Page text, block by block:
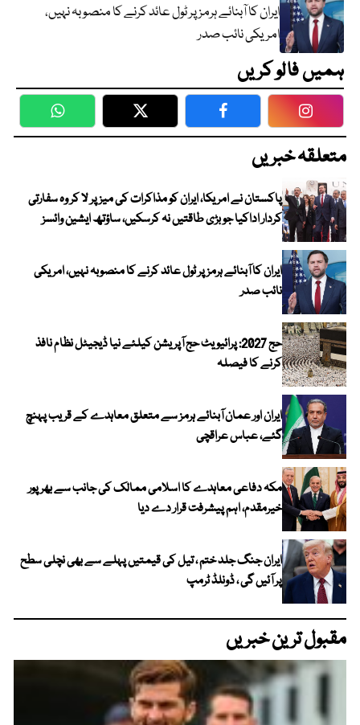
ایران کا آبنائے ہرمز پر ٹول عائد کرنے کا منصوبہ نہیں،
امریکی نائب صدر
ہمیں فالو کریں
WhatsApp Twitter Facebook
متعلقہ خبریں
پاکستان نے امریکا، ایران کو مذاکرات کی میز پر لا کر وہ سفارتی
کردار اداکیا جو بڑی طاقتیں نہ کرسکیں، ساؤتھ ایشین وائسز
ایران کا آبنائے ہرمز پر ٹول عائد کرنے کا منصوبہ نہیں، امریکی
نائب صدر
حج 2027: پرائیویٹ حج آپریشن کیلئے نیا ڈیجیٹل نظام نافذ
کرنے کا فیصلہ
ایران اور عمان آبنائے ہرمز سے متعلق معاہدے کے قریب پہنچ
گئے، عباس عراقچی
مکہ دفاعی معاہدے کا اسلامی ممالک کی جانب سے بھرپور
خیرمقدم، اہم پیشرفت قرار دے دیا
ایران جنگ جلد ختم ، تیل کی قیمتیں پہلے سے بھی نچلی سطح
پر آئیں گی ، ڈونلڈ ٹرمپ
مقبول ترین خبریں